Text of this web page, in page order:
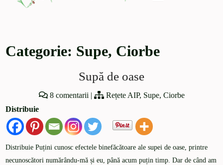
Categorie: Supe, Ciorbe
Supă de oase
8 comentarii | Rețete AIP, Supe, Ciorbe
Distribuie
Distribuie Puțini cunosc efectele binefăcătoare ale supei de oase, printre
necunoscători numărându-mă și eu, până acum puțin timp. Dar de când am